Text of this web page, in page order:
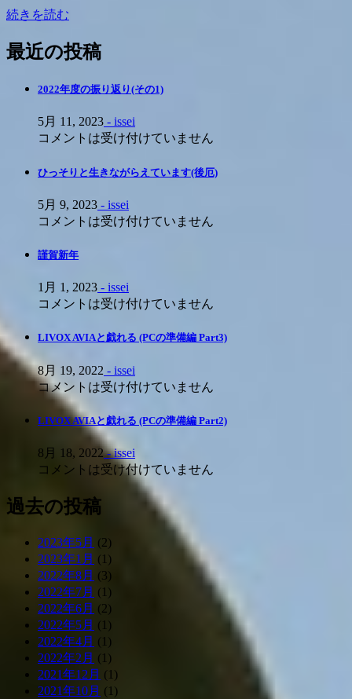
続きを読む
最近の投稿
2022年度の振り返り(その1)
5月 11, 2023 - issei
コメントは受け付けていません
ひっそりと生きながらえています(後厄)
5月 9, 2023 - issei
コメントは受け付けていません
謹賀新年
1月 1, 2023 - issei
コメントは受け付けていません
LIVOX AVIAと戯れる (PCの準備編 Part3)
8月 19, 2022 - issei
コメントは受け付けていません
LIVOX AVIAと戯れる (PCの準備編 Part2)
8月 18, 2022- issei
コメントは受け付けていません
過去の投稿
2023年5月 (2)
2023年1月 (1)
2022年8月 (3)
2022年7月 (1)
2022年6月 (2)
2022年5月 (1)
2022年4月 (1)
2022年2月 (1)
2021年12月 (1)
2021年10月 (1)